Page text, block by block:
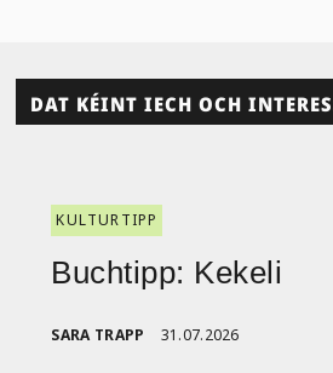
DAT KÉINT IECH OCH
KULTURTIPP
Buchtipp: Kekeli
SARA TRAPP 31.07.2026